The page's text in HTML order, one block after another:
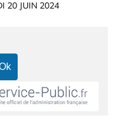
20 JUIN 2024